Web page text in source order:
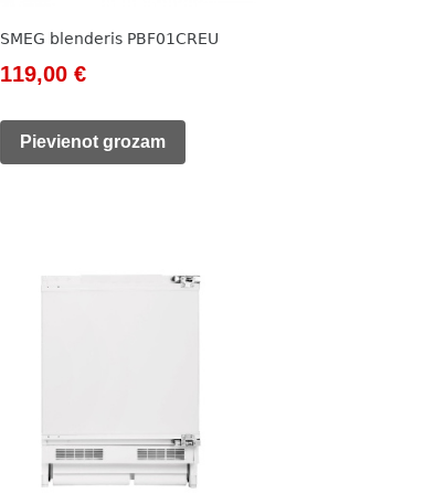
SMEG blenderis PBF01CREU
Original
was:
119,00€Current
is:
Pievienot grozam